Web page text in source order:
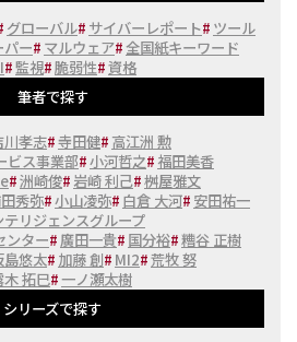
グローバル# サイバーレポート# ツール
パー# マルウェア#全国紙キーワード
#監視#脆弱性#資格
筆者で探す
川孝志#寺田健# 高江洲 勲
ビス事業部#小河哲之# 福田美香
#洲崎俊# 岩崎 利己#桝屋雅文
秀弥#小山凌弥# 白倉 大河# 安田祐一
リジェンスグループ
ンター#廣田一貴# 国分裕#糟谷 正樹
島悠太# 加藤 創# MI2#荒牧 努
木 拓巳#一ノ瀬太樹
シリーズで探す